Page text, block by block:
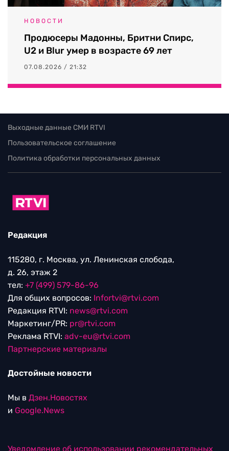
НОВОСТИ
Продюсеры Мадонны, Бритни Спирс,
U2 и Blur умер в возрасте 69 лет
07.08.2026 / 21:32
Выходные данные СМИ RTVI
Пользовательское соглашение
Политика обработки персональных данных
Редакция
115280, г. Москва, ул. Ленинская слобода,
д. 26, этаж 2
тел: +7 (499) 579-86-96
Для общих вопросов: Infortvi@rtvi.com
Редакция RTVI: news@rtvi.com
Маркетинг/PR: pr@rtvi.com
Реклама RTVI: adv-eu@rtvi.com
Партнерские материалы
Достойные новости
Мы в Дзен.Новостях
и Google.News
Уведомление об использовании рекомендательных